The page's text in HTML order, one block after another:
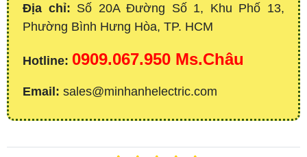
Địa chỉ: Số 20A Đường Số 1, Khu Phố 13,
Phường Bình Hưng Hòa, TP. HCM
Hotline: 0909.067.950 Ms.Châu
Email: sales@minhanhelectric.com